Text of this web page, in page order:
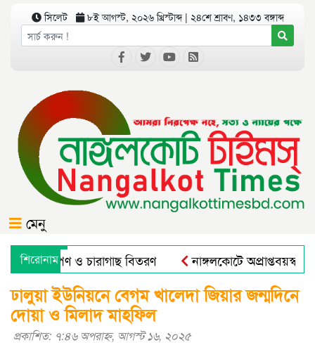
সিলেট ৮ই আগস্ট, ২০২৬ খ্রিস্টাব্দ | ২৪শে শ্রাবণ, ১৪৩৩ বঙ্গাব্দ
মেনু
শিরোনাম
বৃক্ষরোপণ ও চারাগাছ বিতরণ
নাঙ্গলকোটে অপ্রাপ্তবয়স্ক
এন্ড রুরাল ট্রান্সফরমেশন ফর নিউট্রিশন, এন্টারপ্রেনরশিপ
ঢালুয়া ইউনিয়নে বেগম খালেদা জিয়ার জন্মদিনে
দোয়া ও মিলাদ মাহফিল
প্রকাশিত: ৭:৪৬ অপরাহ্ণ, আগস্ট ১৬, ২০২৫